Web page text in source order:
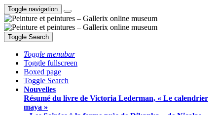
Toggle navigation
Toggle Search
Toggle menubar
Toggle fullscreen
Boxed page
Toggle Search
Nouvelles
Résumé du livre de Victoria Lederman, « Le calendrier
maya »